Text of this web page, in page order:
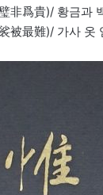
非爲貴)/ 황금과
被最難)/ 가사 옷